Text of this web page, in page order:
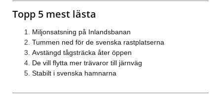
Topp 5 mest lästa
Miljonsatsning på Inlandsbanan
Tummen ned för de svenska rastplatserna
Avstängd tågsträcka åter öppen
De vill flytta mer trävaror till järnväg
Stabilt i svenska hamnarna